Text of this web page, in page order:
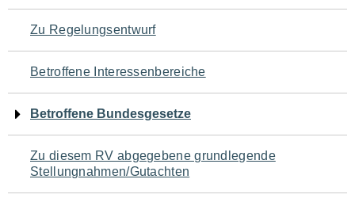
den
Seiteninhalt
Zu Regelungsentwurf
Betroffene Interessenbereiche
Betroffene Bundesgesetze
Zu diesem RV abgegebene grundlegende
Stellungnahmen/Gutachten